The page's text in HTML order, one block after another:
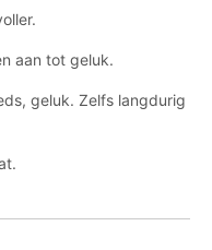
aan tot geluk.
geluk. Zelfs langdurig